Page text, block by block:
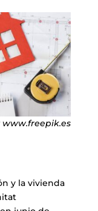
y la vivienda